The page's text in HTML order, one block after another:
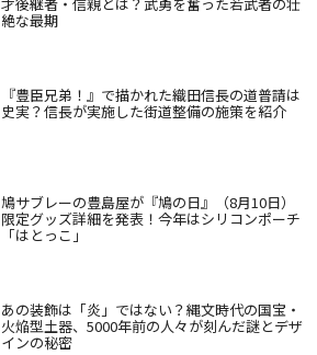
絶な最期
『豊臣兄弟！』で描かれた織田信長の道普請は
史実？信長が実施した街道整備の施策を紹介
鳩サブレーの豊島屋が『鳩の日』（8月10日）
限定グッズ詳細を発表！今年はシリコンポーチ
「はとっこ」
あの装飾は「炎」ではない？縄文時代の国宝・
火焔型土器、5000年前の人々が刻んだ謎とデザ
インの秘密